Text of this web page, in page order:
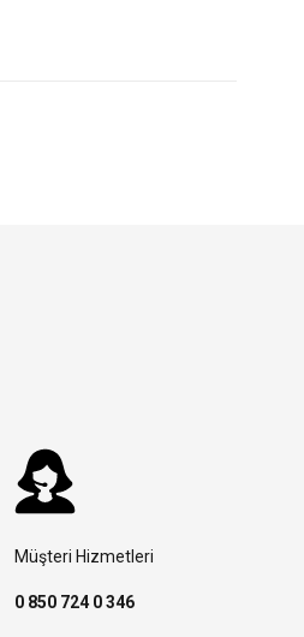
Müşteri Hizmetleri
0 850 724 0 346